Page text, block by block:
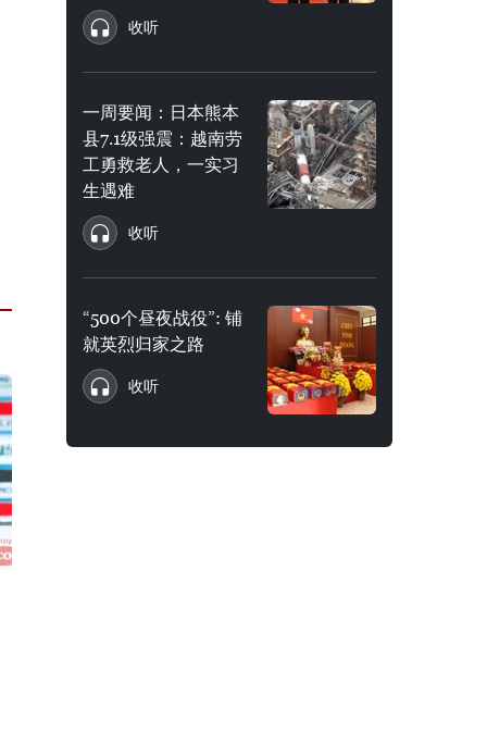
收听
一周要闻：日本熊本
县7.1级强震：越南劳
工勇救老人，一实习
生遇难
收听
“500个昼夜战役”: 铺
就英烈归家之路
收听